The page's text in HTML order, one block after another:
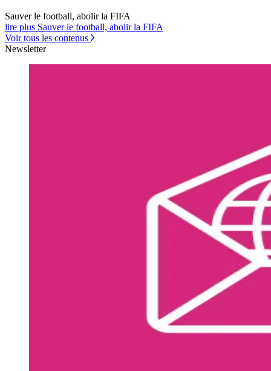
Sauver le football, abolir la FIFA
lire plus Sauver le football, abolir la FIFA
Voir tous les contenus
Newsletter